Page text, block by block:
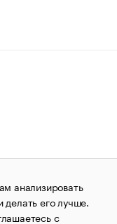
авторских прав
Сообщения
«РБК»
по надзору в сфере
анализировать
делать его лучше.
с